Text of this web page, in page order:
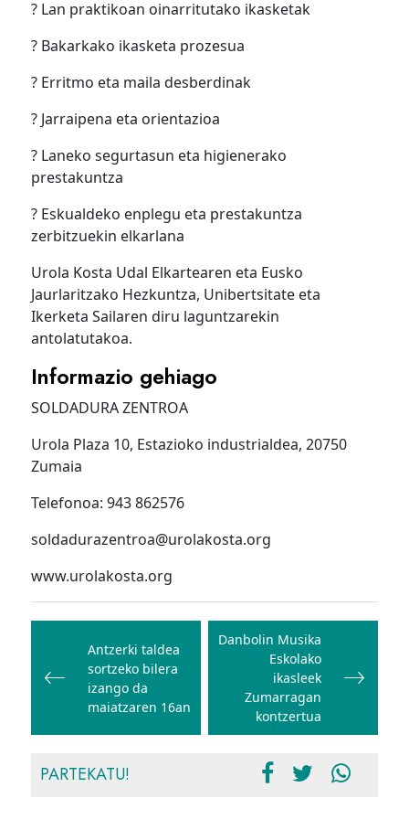
? Lan praktikoan oinarritutako ikasketak
? Bakarkako ikasketa prozesua
? Erritmo eta maila desberdinak
? Jarraipena eta orientazioa
? Laneko segurtasun eta higienerako
prestakuntza
? Eskualdeko enplegu eta prestakuntza
zerbitzuekin elkarlana
Urola Kosta Udal Elkartearen eta Eusko
Jaurlaritzako Hezkuntza, Unibertsitate eta
Ikerketa Sailaren diru laguntzarekin
antolatutakoa.
Informazio gehiago
SOLDADURA ZENTROA
Urola Plaza 10, Estazioko industrialdea, 20750
Zumaia
Telefonoa: 943 862576
soldadurazentroa@urolakosta.org
www.urolakosta.org
Bidalketetan
zehar
nabigatu
Antzerki taldea
sortzeko bilera
izango da
maiatzaren 16an
Danbolin Musika
Eskolako
ikasleek
Zumarragan
kontzertua
PARTEKATU!